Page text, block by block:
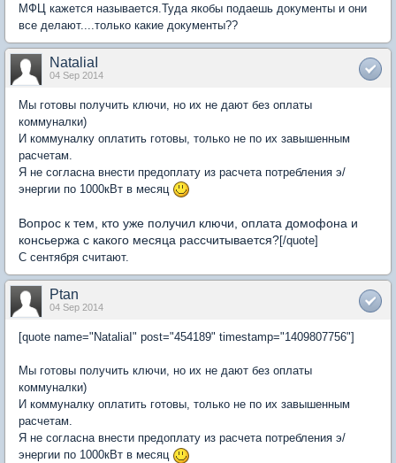
МФЦ кажется называется.Туда якобы подаешь документы и они
все делают....только какие документы??
NataliaI
04 Sep 2014
Мы готовы получить ключи, но их не дают без оплаты
коммуналки)
И коммуналку оплатить готовы, только не по их завышенным
расчетам.
Я не согласна внести предоплату из расчета потребления э/
энергии по 1000кВт в месяц
Вопрос к тем, кто уже получил ключи, оплата домофона и
консьержа с какого месяца рассчитывается?[/quote]
С сентября считают.
Ptan
04 Sep 2014
[quote name="NataliaI" post="454189" timestamp="1409807756"]
Мы готовы получить ключи, но их не дают без оплаты
коммуналки)
И коммуналку оплатить готовы, только не по их завышенным
расчетам.
Я не согласна внести предоплату из расчета потребления э/
энергии по 1000кВт в месяц